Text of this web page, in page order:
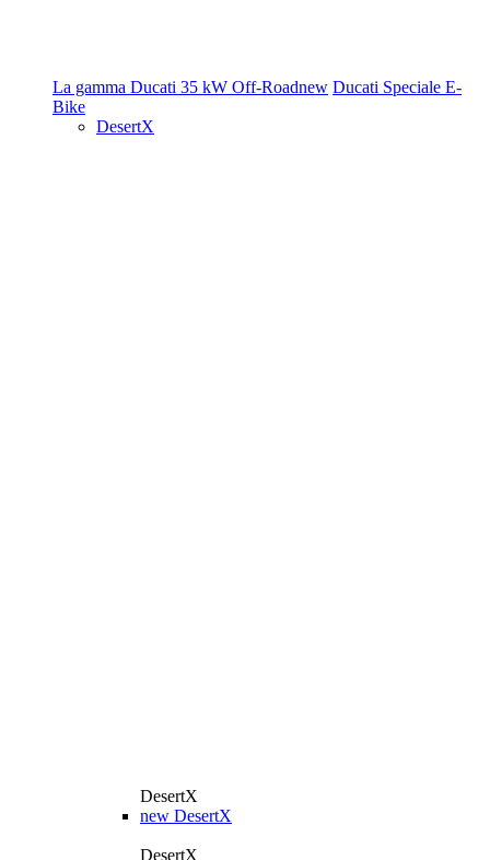
La gamma Ducati 35 kW Off-Roadnew Ducati Speciale E-
Bike
DesertX
DesertX
new DesertX
DesertX